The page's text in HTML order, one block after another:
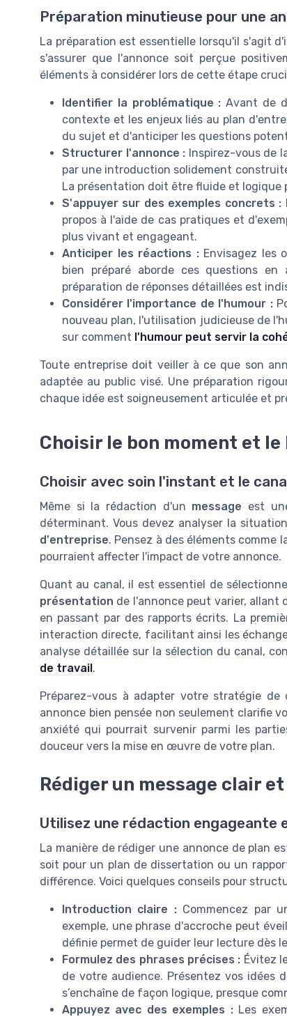
Préparation minutieuse pour une
La préparation est essentielle lorsqu'il s'agit
s'assurer que l'annonce soit perçue
éléments à considérer lors de cette étape
Identifier la problématique : Avant de
contexte et les enjeux liés au plan
du sujet et d'anticiper les questions
Structurer l'annonce : Inspirez-vous de
par une introduction solidement
La présentation doit être fluide et logique
S'appuyer sur des exemples concrets :
propos à l'aide de cas pratiques et
plus vivant et engageant.
Anticiper les réactions :Envisagez les
bien préparé aborde ces questions
préparation de réponses détaillées est
Considérer l'importance de l'humour :
nouveau plan, l'utilisation judicieuse de
sur comment l'humour peut servir la
Toute entreprise doit veiller à ce que son
adaptée au public visé. Une préparation
chaque idée est soigneusement articulée et
Choisir le bon moment et le
Choisir avec soin l'instant et le
Même si la rédaction d'un message est
déterminant. Vous devez analyser la
d'entreprise. Pensez à des éléments comme
pourraient affecter l'impact de votre annonce.
Quant au canal, il est essentiel de
présentation de l'annonce peut varier, allant
en passant par des rapports écrits. La
interaction directe, facilitant ainsi les
analyse détaillée sur la sélection du canal,
de travail .
Préparez-vous à adapter votre stratégie
annonce bien pensée non seulement clarifie
anxiété qui pourrait survenir parmi les
douceur vers la mise en œuvre de votre plan.
Rédiger un message clair
Utilisez une rédaction engageante
La manière de rédiger une annonce de plan
soit pour un plan de dissertation ou un
différence. Voici quelques conseils pour
Introduction claire :Commencez par
exemple, une phrase d'accroche peut
définie permet de guider leur lecture dès
Formulez des phrases précises : Évitez
de votre audience. Présentez vos idées
s’enchaîne de façon logique, presque
Appuyez avec des exemples :Les